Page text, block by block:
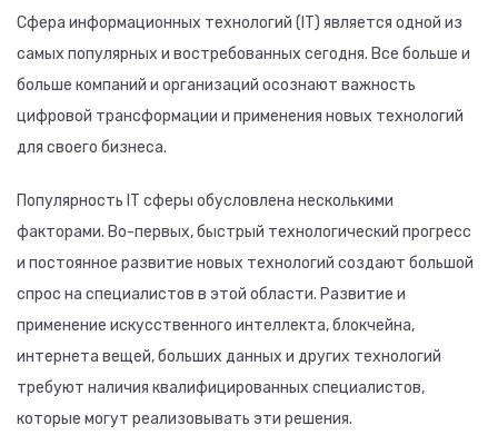
Сфера информационных технологий (IT) является одной из
самых популярных и востребованных сегодня. Все больше и
больше компаний и организаций осознают важность
цифровой трансформации и применения новых технологий
для своего бизнеса.
Популярность IT сферы обусловлена несколькими
факторами. Во-первых, быстрый технологический прогресс
и постоянное развитие новых технологий создают большой
спрос на специалистов в этой области. Развитие и
применение искусственного интеллекта, блокчейна,
интернета вещей, больших данных и других технологий
требуют наличия квалифицированных специалистов,
которые могут реализовывать эти решения.